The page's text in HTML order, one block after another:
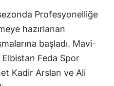
Profesyonelliğe
hazırlanan
başladı. Mavi-
Feda Spor
Kadir Arslan ve Ali